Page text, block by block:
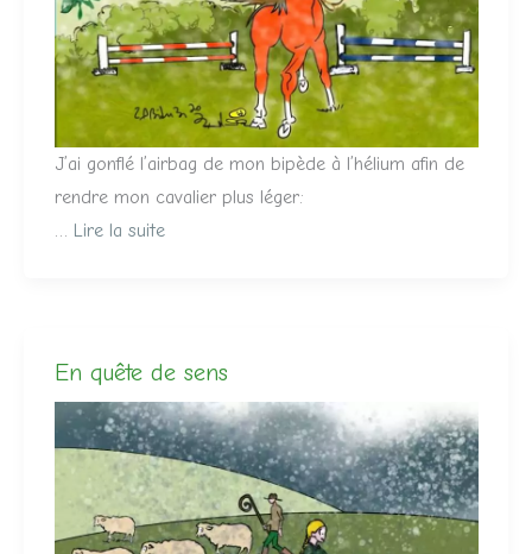
J’ai gonflé l’airbag de mon bipède à l’hélium afin de
rendre mon cavalier plus léger:
… Lire la suite
En quête de sens